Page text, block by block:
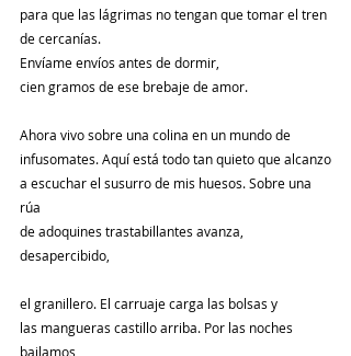
para que las lágrimas no tengan que tomar el tren
de cercanías.
Envíame envíos antes de dormir,
cien gramos de ese brebaje de amor.
Ahora vivo sobre una colina en un mundo de
infusomates. Aquí está todo tan quieto que alcanzo
a escuchar el susurro de mis huesos. Sobre una
rúa
de adoquines trastabillantes avanza,
desapercibido,
el granillero. El carruaje carga las bolsas y
las mangueras castillo arriba. Por las noches
bailamos